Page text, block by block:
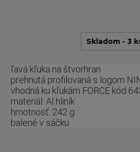
Skladom - 3
ľavá kľuka na štvorhran
prehnutá profilovaná s logom
vhodná ku kľukám FORCE kód
materiál: Al hliník
hmotnosť: 242 g
balené v sáčku